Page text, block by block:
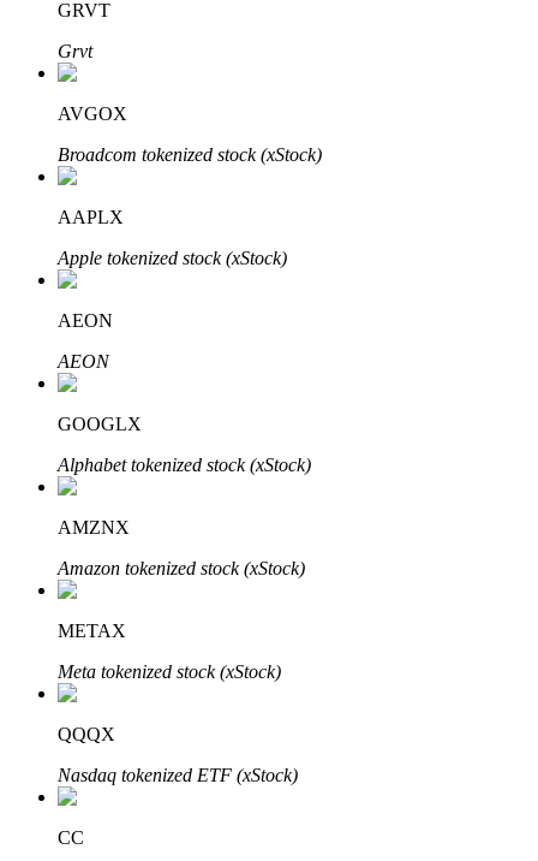
Otomatik Yatırım
Uzun vadeli kâr ve esnek çıkarlar elde edin
Stake Etmeyi Öğrenin
Pasif gelir kazanma hakkında bilgi edinin
Bitrue
AI
Bitrue Ortakları
GRVT
Grvt
AVGOX
Broadcom tokenized stock (xStock)
AAPLX
Apple tokenized stock (xStock)
AEON
AEON
GOOGLX
Alphabet tokenized stock (xStock)
AMZNX
Amazon tokenized stock (xStock)
METAX
Meta tokenized stock (xStock)
QQQX
Nasdaq tokenized ETF (xStock)
CC